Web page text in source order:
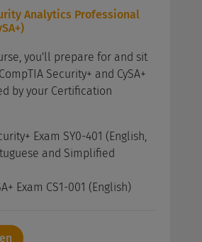
Analytics Professional
you'll prepare for and sit
Security+ and CySA+
by your Certification
Exam SY0-401 (English,
and Simplified
Exam CS1-001 (English)